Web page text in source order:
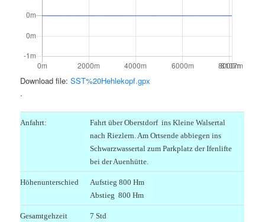
Download file:SST%20Hehlekopf.gpx
.
Anfahrt:
Fahrt über Oberstdorf ins Kleine Walsertal
nach Riezlern. Am Ortsende abbiegen ins
Schwarzwassertal zum Parkplatz der Ifenlifte
bei der Auenhütte.
Höhenunterschied
Aufstieg 800 Hm
Abstieg 800 Hm
Gesamtgehzeit 7 Std